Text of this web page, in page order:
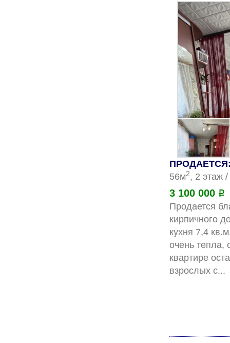
ПРОДАЕТСЯ:
56м2, 2 этаж
3 100 000 Р
Продается
кирпичного
кухня 7,4
очень тепла,
квартире